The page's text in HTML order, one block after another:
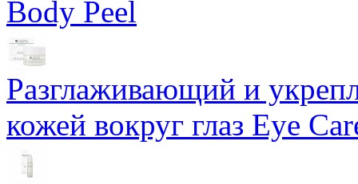
Body Peel
Разглаживающий и
кожей вокруг глаз Eye